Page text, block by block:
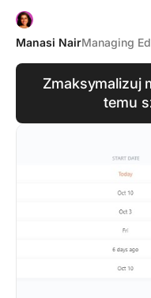
Manasi NairManaging
Zmaksymalizuj
temu